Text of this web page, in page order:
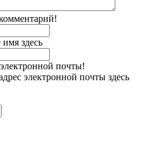
здесь
почты!
электронной почты здесь